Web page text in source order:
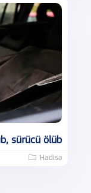
sürücü ölüb
Hadisə